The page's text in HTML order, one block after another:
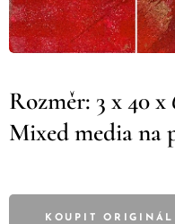
Rozměr: 3 x 40
Mixed media na
KOUPIT ORIGINÁL